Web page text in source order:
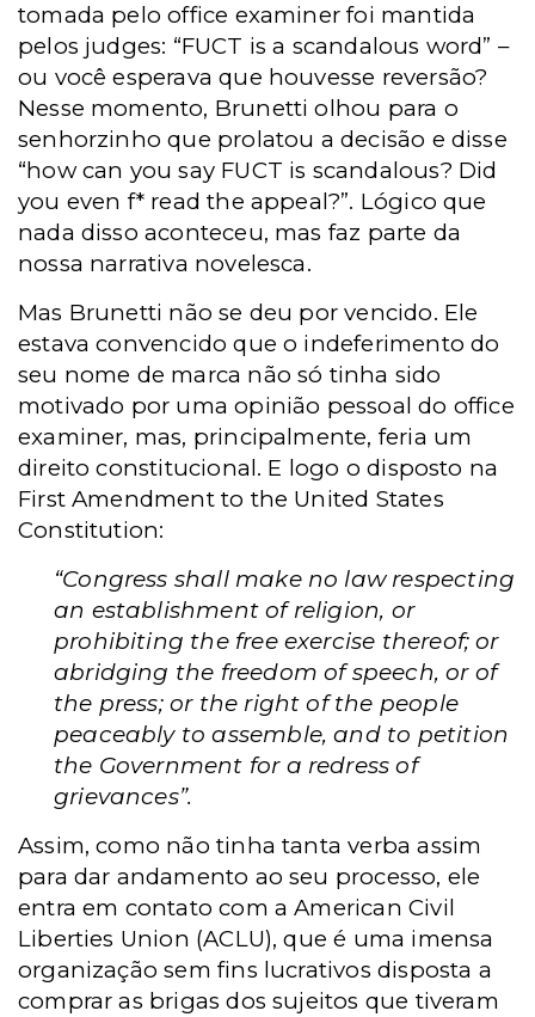
tomada pelo office examiner foi mantida
pelos judges: “FUCT is a scandalous word” –
ou você esperava que houvesse reversão?
Nesse momento, Brunetti olhou para o
senhorzinho que prolatou a decisão e disse
“how can you say FUCT is scandalous? Did
you even f* read the appeal?”. Lógico que
nada disso aconteceu, mas faz parte da
nossa narrativa novelesca.
Mas Brunetti não se deu por vencido. Ele
estava convencido que o indeferimento do
seu nome de marca não só tinha sido
motivado por uma opinião pessoal do office
examiner, mas, principalmente, feria um
direito constitucional. E logo o disposto na
First Amendment to the United States
Constitution:
“Congress shall make no law respecting
an establishment of religion, or
prohibiting the free exercise thereof; or
abridging the freedom of speech, or of
the press; or the right of the people
peaceably to assemble, and to petition
the Government for a redress of
grievances”.
Assim, como não tinha tanta verba assim
para dar andamento ao seu processo, ele
entra em contato com a American Civil
Liberties Union (ACLU), que é uma imensa
organização sem fins lucrativos disposta a
comprar as brigas dos sujeitos que tiveram